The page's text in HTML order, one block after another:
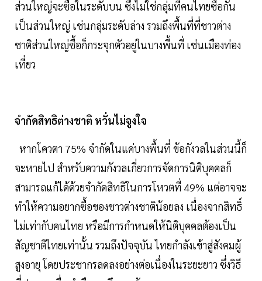
ส่วนใหญ่จะซื้อในระดับบน ซึ่งไม่ใช่กลุ่มที่คนไทยซื้อกัน
เป็นส่วนใหญ่ เช่นกลุ่มระดับล่าง รวมถึงพื้นที่ที่ชาวต่าง
ชาติส่วนใหญ่ซื้อก็กระจุกตัวอยู่ในบางพื้นที่ เช่นเมืองท่อง
เที่ยว
จำกัดสิทธิต่างชาติ หวั่นไม่จูงใจ
หากโควตา 75% จำกัดในแค่บางพื้นที่ ข้อกังวลในส่วนนี้ก็
จะหายไป สำหรับความกังวลเกี่ยวการจัดการนิติบุคคลก็
สามารถแก้ได้ด้วยจำกัดสิทธิในการโหวตที่ 49% แต่อาจจะ
ทำให้ความอยากซื้อของชาวต่างชาติน้อยลง เนื่องจากสิทธิ์
ไม่เท่ากับคนไทย หรือมีการกำหนดให้นิติบุคคลต้องเป็น
สัญชาติไทยเท่านั้น รวมถึงปัจจุบัน ไทยกำลังเข้าสู่สังคมผู้
สูงอายุ โดยประชากรลดลงอย่างต่อเนื่องในระยะยาว ซึ่งวิธี